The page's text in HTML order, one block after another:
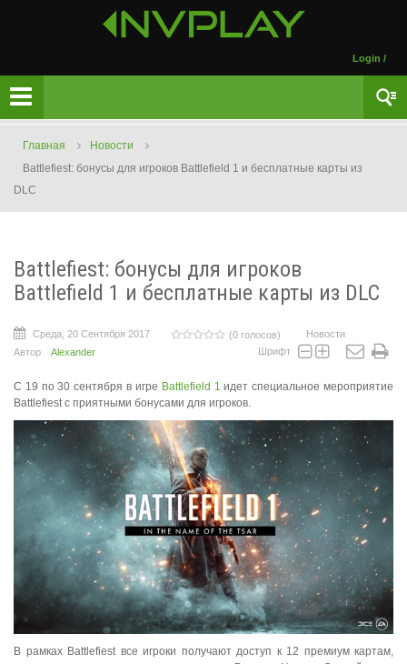
Login /
Главная
Новости
Battlefiest: бонусы для игроков Battlefield 1 и бесплатные карты из
DLC
Battlefiest: бонусы для игроков
Battlefield 1 и бесплатные карты из DLC
Среда, 20 Сентября 2017 (0 голосов)
Новости
Автор
Alexander Шрифт
С 19 по 30 сентября в игре Battlefield 1 идет специальное мероприятие
Battlefiest с приятными бонусами для игроков.
В рамках Battlefiest все игроки получают доступ к 12 премиум картам,